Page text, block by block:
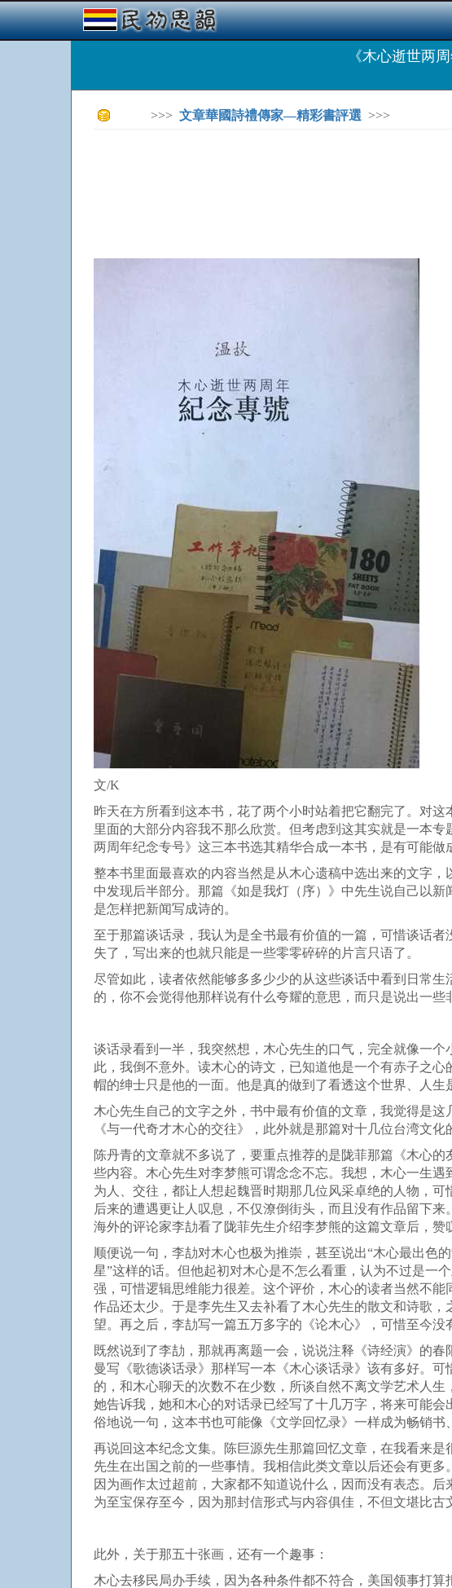
《木心逝世两
>>> 文章華國詩禮傳家—精彩書評選 >>>
文/K
昨天在方所看到这本书，花了两个小时站着把它翻完了。对
里面的大部分内容我不那么欣赏。但考虑到这其实就是一本
两周年纪念专号》这三本书选其精华合成一本书，是有可能做
整本书里面最喜欢的内容当然是从木心遗稿中选出来的文字
中发现后半部分。那篇《如是我灯（序）》中先生说自己以
是怎样把新闻写成诗的。
至于那篇谈话录，我认为是全书最有价值的一篇，可惜谈话
失了，写出来的也就只能是一些零零碎碎的片言只语了。
尽管如此，读者依然能够多多少少的从这些谈话中看到日常
的，你不会觉得他那样说有什么夸耀的意思，而只是说出一
谈话录看到一半，我突然想，木心先生的口气，完全就像一
此，我倒不意外。读木心的诗文，已知道他是一个有赤子之
帽的绅士只是他的一面。他是真的做到了看透这个世界、人生
木心先生自己的文字之外，书中最有价值的文章，我觉得是
《与一代奇才木心的交往》，此外就是那篇对十几位台湾文化
陈丹青的文章就不多说了，要重点推荐的是陇菲那篇《木心
些内容。木心先生对李梦熊可谓念念不忘。我想，木心一生
为人、交往，都让人想起魏晋时期那几位风采卓绝的人物，
后来的遭遇更让人叹息，不仅潦倒街头，而且没有作品留下
海外的评论家李劼看了陇菲先生介绍李梦熊的这篇文章后，
顺便说一句，李劼对木心也极为推崇，甚至说出“木心最出色
星”这样的话。但他起初对木心是不怎么看重，认为不过是一
强，可惜逻辑思维能力很差。这个评价，木心的读者当然不
作品还太少。于是李先生又去补看了木心先生的散文和诗歌
望。再之后，李劼写一篇五万多字的《论木心》，可惜至今
既然说到了李劼，那就再离题一会，说说注释《诗经演》的
曼写《歌德谈话录》那样写一本《木心谈话录》该有多好。
的，和木心聊天的次数不在少数，所谈自然不离文学艺术人
她告诉我，她和木心的对话录已经写了十几万字，将来可能
俗地说一句，这本书也可能像《文学回忆录》一样成为畅销书
再说回这本纪念文集。陈巨源先生那篇回忆文章，在我看来
先生在出国之前的一些事情。我相信此类文章以后还会有更
因为画作太过超前，大家都不知道说什么，因而没有表态。
为至宝保存至今，因为那封信形式与内容俱佳，不但文堪比古
此外，关于那五十张画，还有一个趣事：
木心去移民局办手续，因为各种条件都不符合，美国领事打